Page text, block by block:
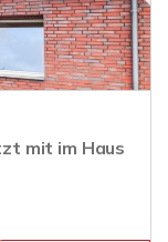
mit im Haus